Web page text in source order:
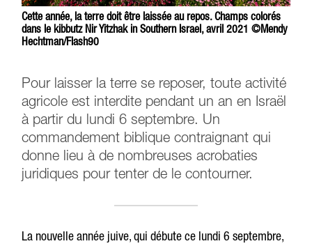
Cette année, la terre doit être laissée au repos. Champs colorés
dans le kibbutz Nir Yitzhak in Southern Israel, avril 2021 ©Mendy
Hechtman/Flash90
Pour laisser la terre se reposer, toute activité
agricole est interdite pendant un an en Israël
à partir du lundi 6 septembre. Un
commandement biblique contraignant qui
donne lieu à de nombreuses acrobaties
juridiques pour tenter de le contourner.
La nouvelle année juive, qui débute ce lundi 6 septembre,